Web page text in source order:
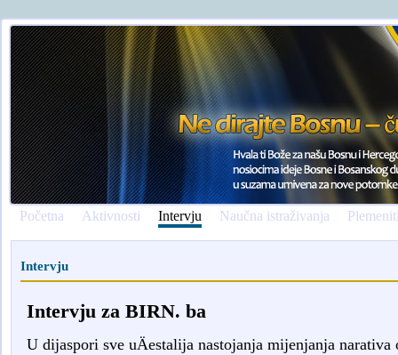
Početna Aktivnosti Intervju Naučna istraživanja
Intervju
Intervju za BIRN. ba
U dijaspori sve uÄestalija nastojanja mijenjanja narativa